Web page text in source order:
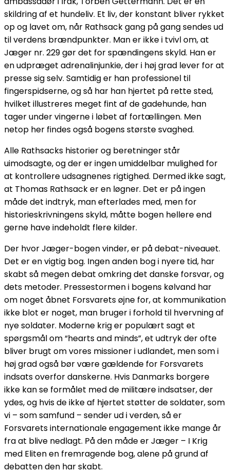
skildring af et hundeliv. Et liv, der konstant bliver rykket
op og lavet om, når Rathsack gang på gang sendes ud
til verdens brændpunkter. Man er ikke i tvivl om, at
Jæger nr. 229 gør det for spændingens skyld. Han er
en udpræget adrenalinjunkie, der i høj grad lever for at
presse sig selv. Samtidig er han professionel til
fingerspidserne, og så har han hjertet på rette sted,
hvilket illustreres meget fint af de gadehunde, han
tager under vingerne i løbet af fortællingen. Men
netop her findes også bogens største svaghed.
Alle Rathsacks historier og beretninger står
uimodsagte, og der er ingen umiddelbar mulighed for
at kontrollere udsagnenes rigtighed. Dermed ikke sagt,
at Thomas Rathsack er en løgner. Det er på ingen
måde det indtryk, man efterlades med, men for
historieskrivningens skyld, måtte bogen hellere end
gerne have indeholdt flere kilder.
Der hvor Jæger-bogen vinder, er på debat-niveauet.
Det er en vigtig bog. Ingen anden bog i nyere tid, har
skabt så megen debat omkring det danske forsvar, og
dets metoder. Pressestormen i bogens kølvand har
om noget åbnet Forsvarets øjne for, at kommunikation
ikke blot er noget, man bruger i forhold til hvervning af
nye soldater. Moderne krig er populært sagt et
spørgsmål om “hearts and minds”, et udtryk der ofte
bliver brugt om vores missioner i udlandet, men som i
høj grad også bør være gældende for Forsvarets
indsats overfor danskerne. Hvis Danmarks borgere
ikke kan se formålet med de militære indsatser, der
ydes, og hvis de ikke af hjertet støtter de soldater, som
vi – som samfund – sender ud i verden, så er
Forsvarets internationale engagement ikke mange år
fra at blive nedlagt. På den måde er Jæger – I Krig
med Eliten en fremragende bog, alene på grund af
debatten den har skabt.